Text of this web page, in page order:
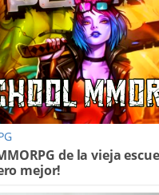
de la vieja
mejor!